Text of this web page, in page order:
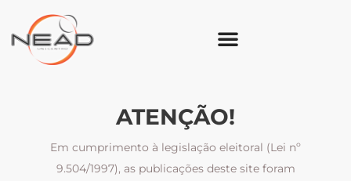
ATENÇÃO!
Em cumprimento à legislação eleitoral (Lei nº
9.504/1997), as publicações deste site foram